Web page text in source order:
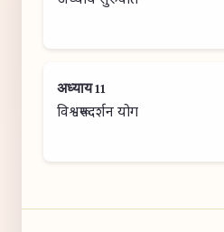
अध्याय 11
विश्वरूपदर्शन योग